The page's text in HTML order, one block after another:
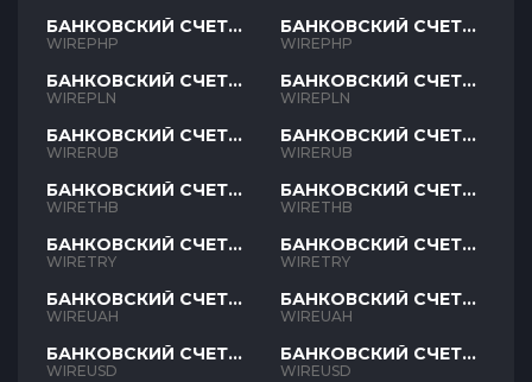
БАНКОВСКИЙ СЧЕТ
PHP
WIREPHP
БАНКОВСКИЙ СЧЕТ
PLN
WIREPLN
БАНКОВСКИЙ СЧЕТ
RUB
WIRERUB
БАНКОВСКИЙ СЧЕТ
THB
WIRETHB
БАНКОВСКИЙ СЧЕТ
TRY
WIRETRY
БАНКОВСКИЙ СЧЕТ
UAH
WIREUAH
БАНКОВСКИЙ СЧЕТ
USD
WIREUSD
БАНКОВСКИЙ СЧЕТ
PHP
WIREPHP
БАНКОВСКИЙ СЧЕТ
PLN
WIREPLN
БАНКОВСКИЙ СЧЕТ
RUB
WIRERUB
БАНКОВСКИЙ СЧЕТ
THB
WIRETHB
БАНКОВСКИЙ СЧЕТ
TRY
WIRETRY
БАНКОВСКИЙ СЧЕТ
UAH
WIREUAH
БАНКОВСКИЙ СЧЕТ
USD
WIREUSD